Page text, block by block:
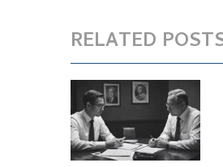
RELATED